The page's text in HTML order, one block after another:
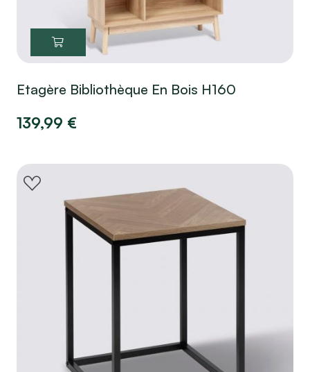
Etagère Bibliothèque En Bois H160
139,99 €